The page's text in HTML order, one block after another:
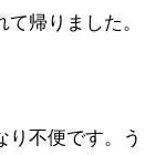
帰りました。
不便です。う